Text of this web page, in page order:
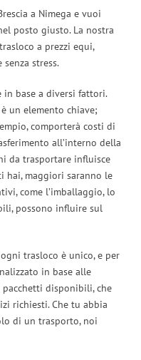
a Nimega e vuoi
posto giusto. La nostra
a prezzi equi,
stress.
base a diversi fattori.
un elemento chiave;
comporterà costi di
all’interno della
da trasportare influisce
hai, maggiori saranno le
come l’imballaggio, lo
possono influire sul
trasloco è unico, e per
in base alle
pacchetti disponibili, che
richiesti. Che tu abbia
di un trasporto, noi